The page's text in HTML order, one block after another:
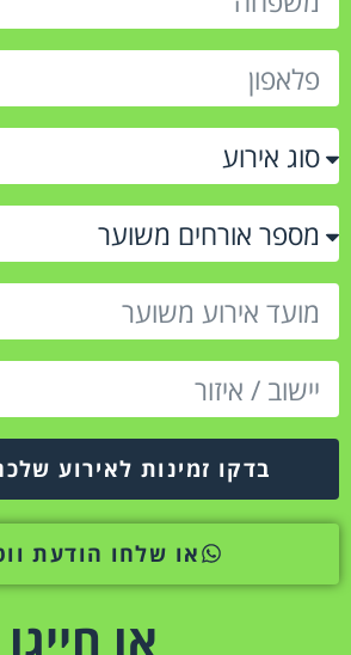
בדקו זמינות לאירוע
או שלחו הודעת
או חייגו